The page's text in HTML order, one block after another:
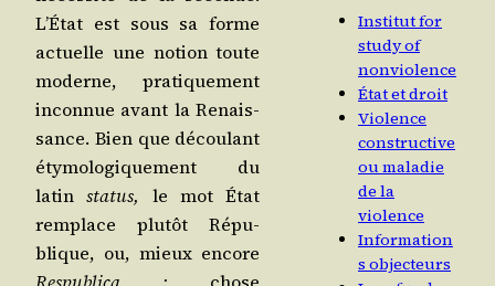
L’É­tat est sous sa forme
actuelle une notion toute
moderne, pra­ti­que­ment
incon­nue avant la Renais­
sance. Bien que décou­lant
éty­mo­lo­gi­que­ment du
latinsta­tus,
le mot État
rem­place plu­tôt Répu­
blique, ou, mieux encore
Institut for
study of
nonviolence
État et droit
Violence
constructive
ou maladie
de la
violence
Information
s objecteurs